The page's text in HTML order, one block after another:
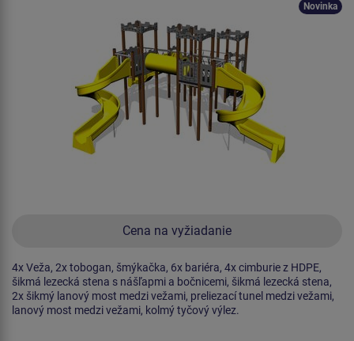
Cena na vyžiadanie
Novinka
4x Veža, 2x tobogan, šmýkačka, 6x bariéra, 4x cimburie z HDPE,
šikmá lezecká stena s nášľapmi a bočnicemi, šikmá lezecká stena,
2x šikmý lanový most medzi vežami, preliezací tunel medzi vežami,
lanový most medzi vežami, kolmý tyčový výlez.